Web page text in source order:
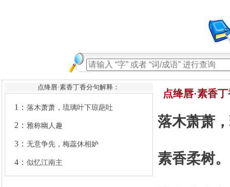
点绛唇·素香丁香分句解释：
落木萧萧，琉璃叶下琼葩吐
2：雅称幽人趣
点绛唇·素香
落木萧萧
素香柔树。